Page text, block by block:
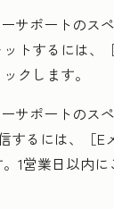
サポートのス
トするには、
クします。
サポートのス
するには、［E
1営業日以内に